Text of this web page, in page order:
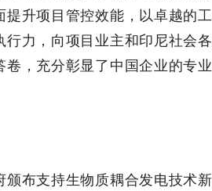
提升项目管控效能，以卓越的工
行力，向项目业主和印尼社会各
卷，充分彰显了中国企业的专业
颁布支持生物质耦合发电技术新